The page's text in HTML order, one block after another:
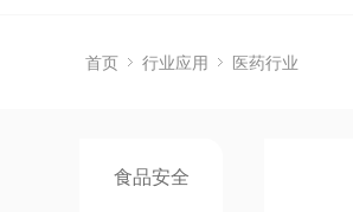
首页 行业应用 医药行业
食品安全